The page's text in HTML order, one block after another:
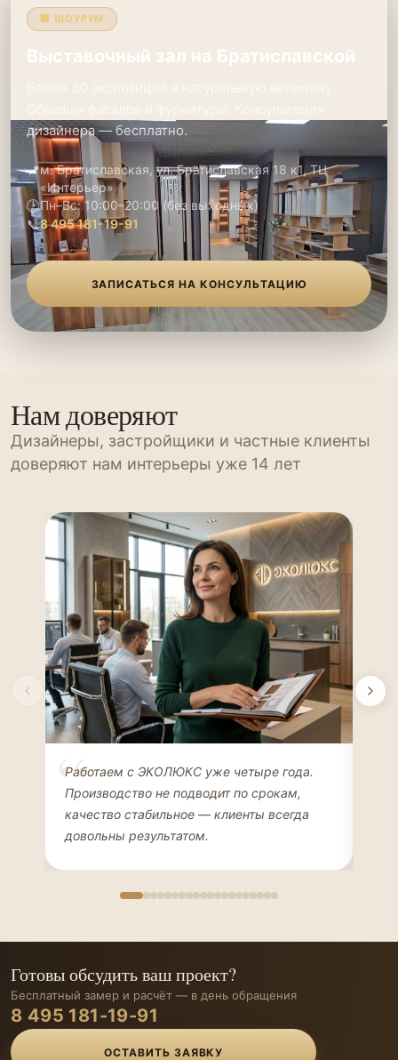
🏢 ШОУРУМ
Выставочный зал на Братиславской
дизайнера — бесплатно.
📍м. Братиславская, ул. Братиславская 18 к1, ТЦ
«Интерьер»
🕑Пн–Вс: 10:00–20:00 (без выходных)
📞8 495 181-19-91
ЗАПИСАТЬСЯ НА КОНСУЛЬТАЦИЮ
Нам доверяют
Дизайнеры, застройщики и частные клиенты
доверяют нам интерьеры уже 14 лет
Елена Соколова
ДИЗАЙНЕР ИНТЕРЬЕРОВ
Работаем с ЭКОЛЮКС уже четыре года.
Производство не подводит по срокам,
качество стабильное — клиенты всегда
довольны результатом.
Готовы обсудить ваш проект?
Бесплатный замер и расчёт — в день обращения
8 495 181-19-91
ОСТАВИТЬ ЗАЯВКУ